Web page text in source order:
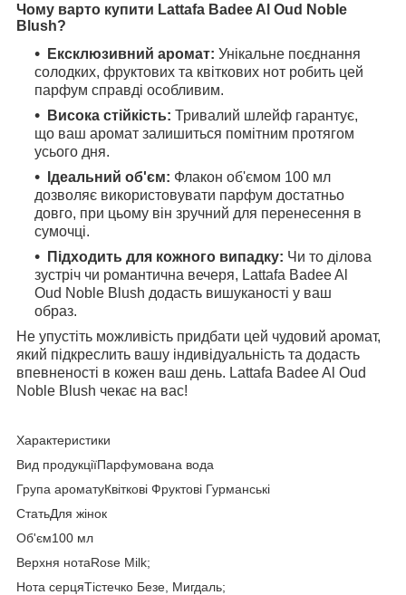
Чому варто купити Lattafa Badee Al Oud Noble
Blush?
Ексклюзивний аромат: Унікальне поєднання
солодких, фруктових та квіткових нот робить цей
парфум справді особливим.
Висока стійкість: Тривалий шлейф гарантує,
що ваш аромат залишиться помітним протягом
усього дня.
Ідеальний об'єм: Флакон об'ємом 100 мл
дозволяє використовувати парфум достатньо
довго, при цьому він зручний для перенесення в
сумочці.
Підходить для кожного випадку: Чи то ділова
зустріч чи романтична вечеря, Lattafa Badee Al
Oud Noble Blush додасть вишуканості у ваш
образ.
Не упустіть можливість придбати цей чудовий аромат,
який підкреслить вашу індивідуальність та додасть
впевненості в кожен ваш день. Lattafa Badee Al Oud
Noble Blush чекає на вас!
Характеристики
Вид продукціїПарфумована вода
Група ароматуКвіткові Фруктові Гурманські
СтатьДля жінок
Об'єм100 мл
Верхня нотаRose Milk;
Нота серцяТістечко Безе, Мигдаль;